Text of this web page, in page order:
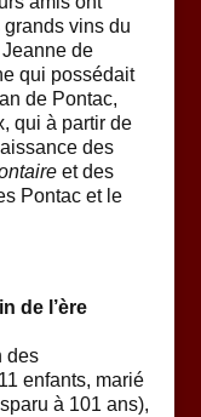
grands vins du
de
qui possédait
de Pontac,
qui à partir de
des
et des
Pontac et le
de l’ère
des
enfants, marié
à 101 ans),